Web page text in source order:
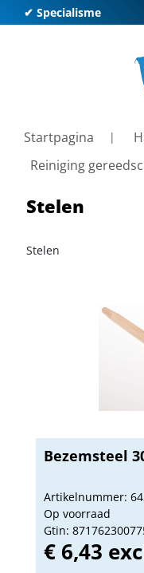
✔ Specialisme
Startpagina
Reiniging
Stelen
Stelen
Bezemsteel
Artikelnummer:
Op voorraad
Gtin:
€ 6,43